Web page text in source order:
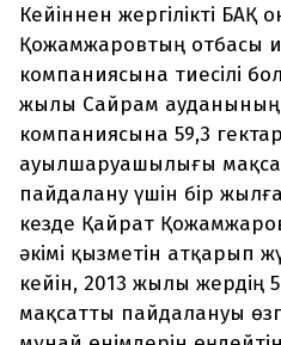
Кейіннен жергілікті БАҚ
Қожамжаровтың отбасы
компаниясына тиесілі
жылы Сайрам ауданының
компаниясына 59,3
ауылшаруашылығы
пайдалану үшін бір
кезде Қайрат
әкімі қызметін атқарып
кейін, 2013 жылы жердің
мақсатты пайдалануы